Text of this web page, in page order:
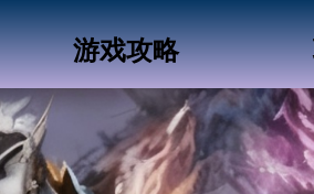
游戏攻略